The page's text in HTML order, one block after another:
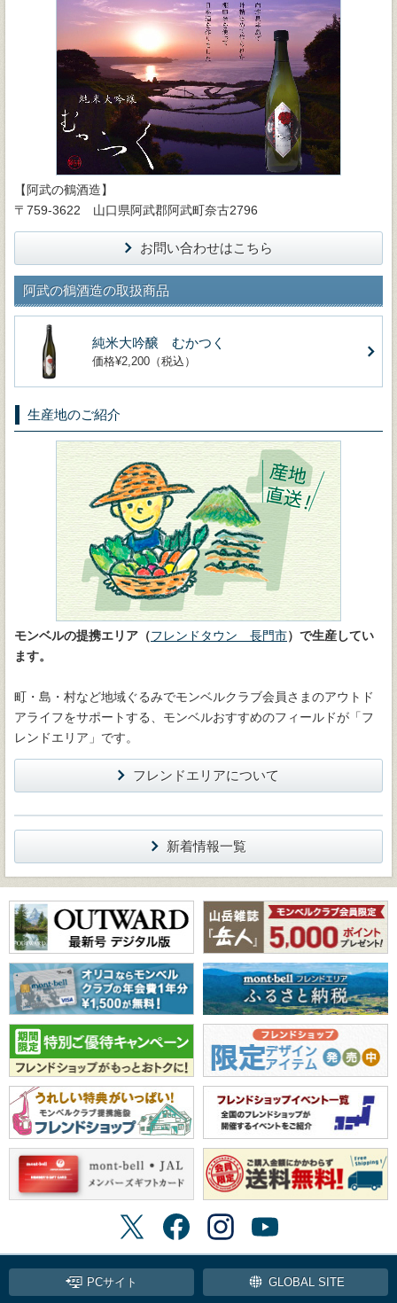
【阿武の鶴酒造】
〒759-3622 山口県阿武郡阿武町奈古2796
お問い合わせはこちら
阿武の鶴酒造の取扱商品
純米大吟醸 むかつく
価格¥2,200（税込）
生産地のご紹介
モンベルの提携エリア（フレンドタウン 長門市）で生産してい
ます。
町・島・村など地域ぐるみでモンベルクラブ会員さまのアウトド
アライフをサポートする、モンベルおすすめのフィールドが「フ
レンドエリア」です。
フレンドエリアについて
新着情報一覧
PCサイト GLOBAL SITE